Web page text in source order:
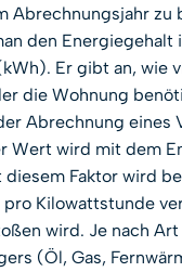
Abrechnungsjahr zu
den Energiegehalt
Er gibt an, wie
die Wohnung
Abrechnung eines
Wert wird mit dem
Faktor wird
pro Kilowattstunde
wird. Je nach
(Öl, Gas,